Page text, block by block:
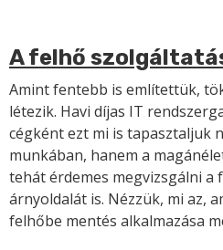
A felhő
Amint fentebb is említettük,
létezik. Havi díjas IT
cégként ezt mi is tapasztaljuk
munkában, hanem a
tehát érdemes megvizsgálni
árnyoldalát is. Nézzük, mi az,
felhőbe mentés alkalmazása